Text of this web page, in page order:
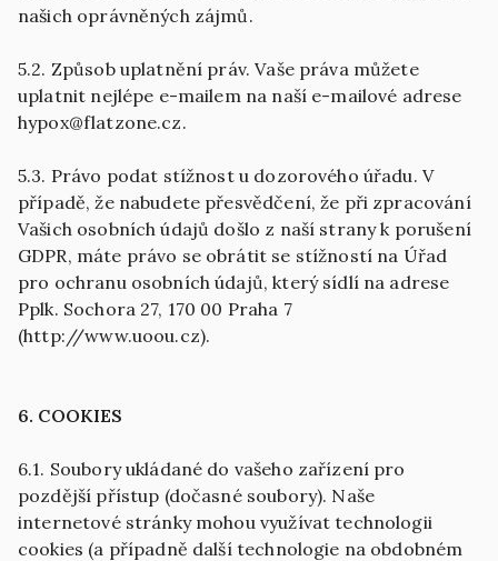
našich oprávněných zájmů.
5.2. Způsob uplatnění práv. Vaše práva můžete
uplatnit nejlépe e-mailem na naší e-mailové adrese
hypox@flatzone.cz.
5.3. Právo podat stížnost u dozorového úřadu. V
případě, že nabudete přesvědčení, že při zpracování
Vašich osobních údajů došlo z naší strany k porušení
GDPR, máte právo se obrátit se stížností na Úřad
pro ochranu osobních údajů, který sídlí na adrese
Pplk. Sochora 27, 170 00 Praha 7
(http://www.uoou.cz).
6. COOKIES
6.1. Soubory ukládané do vašeho zařízení pro
pozdější přístup (dočasné soubory). Naše
internetové stránky mohou využívat technologii
cookies (a případně další technologie na obdobném